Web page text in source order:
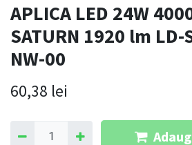
APLICA LED 24W
SATURN 1920 lm LD-
NW-00
60,38 lei